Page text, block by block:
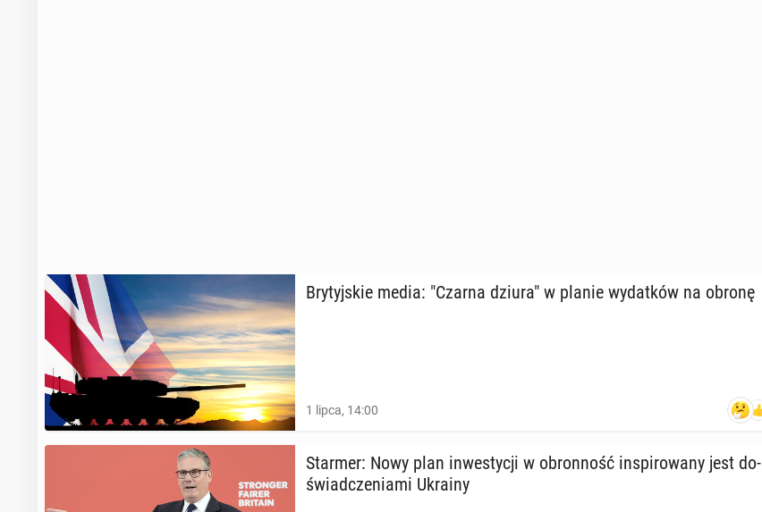
Bry­tyj­skie media: "Czarna dziura" w planie wy­dat­ków na obronę
1 lipca, 14:00
Starmer: Nowy plan in­we­sty­cji w obron­ność in­spi­ro­wa­ny jest do­
świad­cze­nia­mi Ukrainy